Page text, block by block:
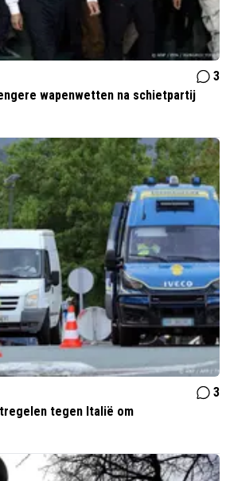
3
wapenwetten na schietpartij
3
tegen Italië om